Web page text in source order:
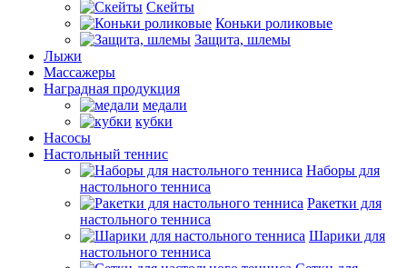
Скейты
Коньки роликовые
Защита, шлемы
Лыжи
Массажеры
Наградная продукция
медали
кубки
Насосы
Настольный теннис
Наборы для
настольного тенниса
Ракетки для
настольного тенниса
Шарики для
настольного тенниса